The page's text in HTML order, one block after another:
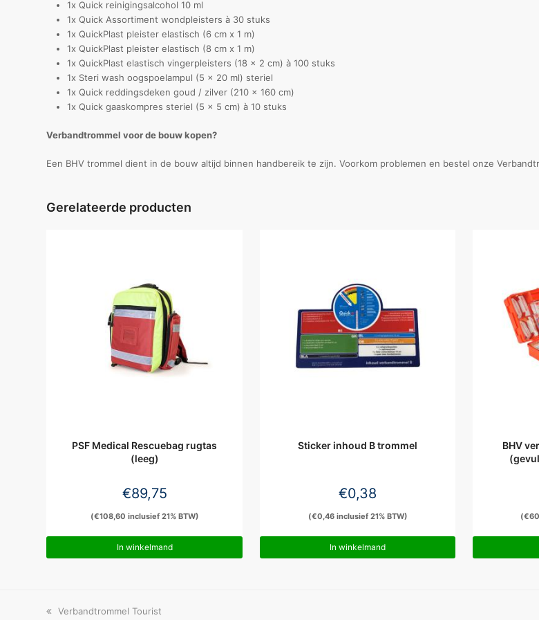
1x Quick reinigingsalcohol 10 ml
1x Quick Assortiment wondpleisters à 30 stuks
1x QuickPlast pleister elastisch (6 cm x 1 m)
1x QuickPlast pleister elastisch (8 cm x 1 m)
1x QuickPlast elastisch vingerpleisters (18 x 2 cm) à 100 stuks
1x Steri wash oogspoelampul (5 x 20 ml) steriel
1x Quick reddingsdeken goud / zilver (210 x 160 cm)
1x Quick gaaskompres steriel (5 x 5 cm) à 10 stuks
Verbandtrommel voor de bouw kopen?
Een BHV trommel dient in de bouw altijd binnen handbereik te zijn. Voorkom problemen en bestel onze
Gerelateerde producten
PSF Medical Rescuebag rugtas
(leeg)
€89,75
(€108,60 inclusief 21% BTW)
In winkelmand
Sticker inhoud B trommel
€0,38
(€0,46inclusief 21% BTW)
In winkelmand
BHV
(€
previous
Verbandtrommel Tourist